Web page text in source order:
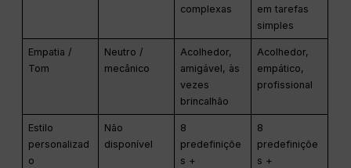
complexas
em tarefas
simples
Empatia /
Tom
Neutro /
mecânico
Acolhedor,
amigável, às
vezes
brincalhão
Acolhedor,
empático,
profissional
Estilo
personalizad
o
Não
disponível
8
predefiniçõe
s +
8
predefiniçõe
s +